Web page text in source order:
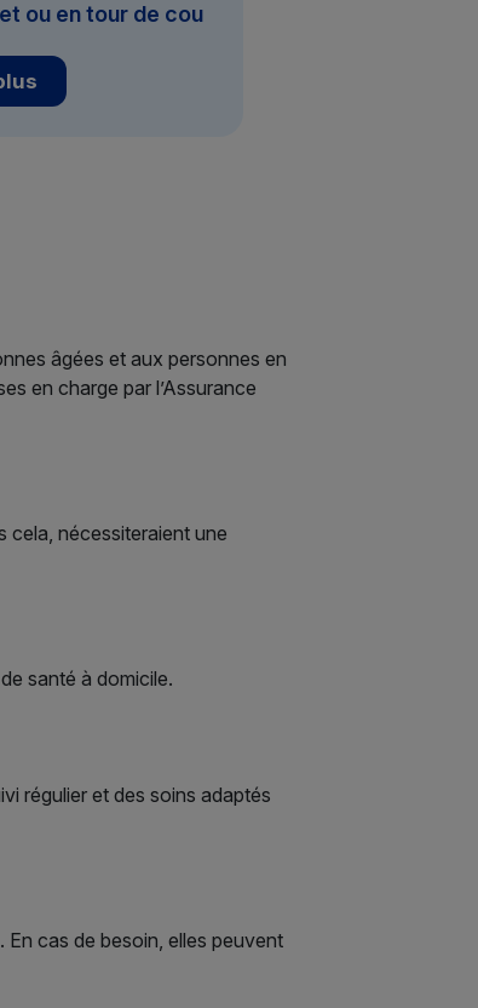
ou en tour de cou
âgées et aux personnes en
en charge par l’Assurance
cela, nécessiteraient une
santé à domicile.
régulier et des soins adaptés
cas de besoin, elles peuvent